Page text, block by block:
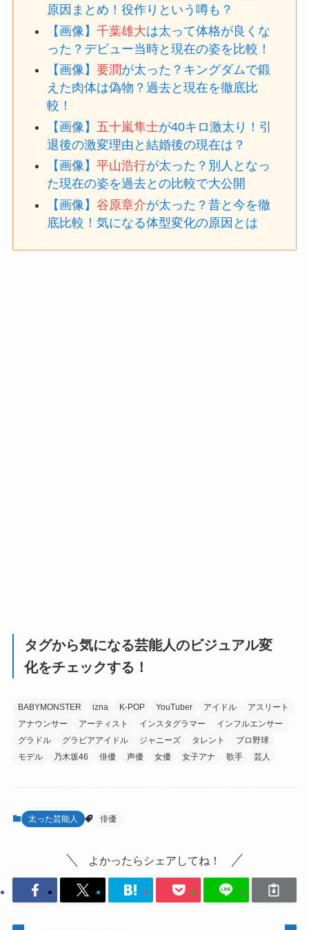
原因まとめ！役作りという噂も？
【画像】千葉雄大は太って体格が良くな
った？デビュー当時と現在の姿を比較！
【画像】要潤が太った？キングダムで鍛
えた肉体は偽物？過去と現在を徹底比
較！
【画像】 五十嵐隼士が40キロ激太り！引
退後の激変理由と結婚後の現在は？
【画像】平山浩行が太った？別人となっ
た現在の姿を過去との比較で大公開
【画像】谷原章介が太った？昔と今を徹
底比較！気になる体型変化の原因とは
タグから気になる芸能人のビジュアル変
化をチェックする！
BABYMONSTER izna K-POP YouTuber アイドル
アスリート
アナウンサー
アーティスト インスタグラマー
インフルエンサー
グラドル
グラビアアイドル ジャニーズ タレント
プロ野球
モデル
乃木坂46 俳優 声優 女優 女子アナ 歌手 芸人
太った芸能人 俳優
よかったらシェアしてね！